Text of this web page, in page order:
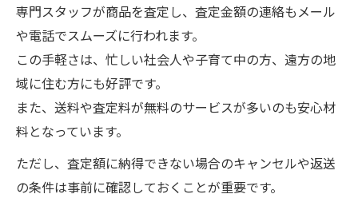
専門スタッフが商品を査定し、査定金額の連絡もメール
や電話でスムーズに行われます。
この手軽さは、忙しい社会人や子育て中の方、遠方の地
域に住む方にも好評です。
また、送料や査定料が無料のサービスが多いのも安心材
料となっています。
ただし、査定額に納得できない場合のキャンセルや返送
の条件は事前に確認しておくことが重要です。